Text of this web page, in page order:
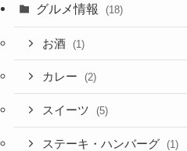
グルメ情報 (18)
お酒 (1)
カレー (2)
スイーツ (5)
ステーキ・ハンバーグ (1)